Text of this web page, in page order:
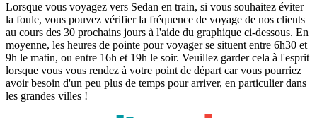
Lorsque vous voyagez vers Sedan en train, si vous souhaitez éviter
la foule, vous pouvez vérifier la fréquence de voyage de nos clients
au cours des 30 prochains jours à l'aide du graphique ci-dessous. En
moyenne, les heures de pointe pour voyager se situent entre 6h30 et
9h le matin, ou entre 16h et 19h le soir. Veuillez garder cela à l'esprit
lorsque vous vous rendez à votre point de départ car vous pourriez
avoir besoin d'un peu plus de temps pour arriver, en particulier dans
les grandes villes !